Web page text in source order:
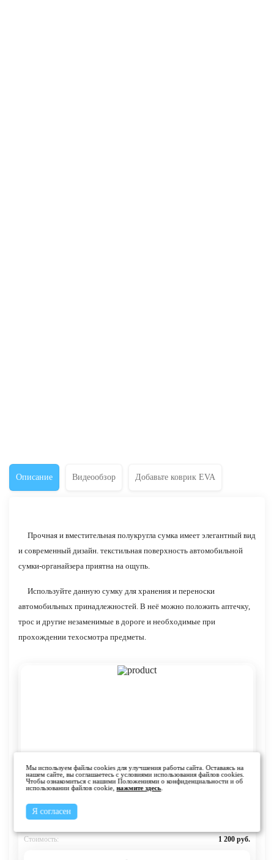
Описание Видеообзор Добавьте коврик EVA
Прочная и вместительная полукругла сумка имеет элегантный вид
и современный дизайн. текстильная поверхность автомобильной
сумки-органайзера приятна на ощупь.
Используйте данную сумку для хранения и переноски
автомобильных принадлежностей. В неё можно положить аптечку,
трос и другие незаменимые в дороге и необходимые при
прохождении техосмотра предметы.
Сумка стандартная полукруглая черно-синяя ворс
Стоимость: 1 200 руб.
Мы используем файлы cookies для улучшения работы сайта. Оставаясь на
нашем сайте, вы соглашаетесь с условиями использования файлов cookies.
Чтобы ознакомиться с нашими Положениями о конфиденциальности и об
использовании файлов cookie,нажмите здесь.
Я согласен